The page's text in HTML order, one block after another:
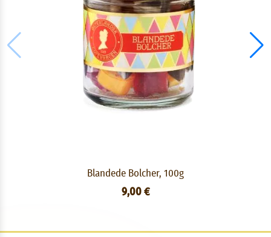
Blandede Bolcher, 100g
9,00 €